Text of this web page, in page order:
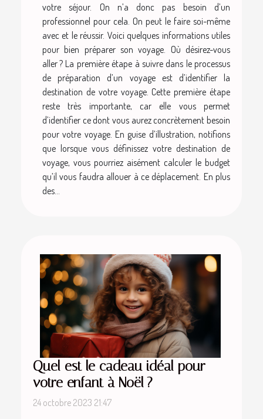
votre séjour. On n’a donc pas besoin d’un
professionnel pour cela. On peut le faire soi-même
avec et le réussir. Voici quelques informations utiles
pour bien préparer son voyage. Où désirez-vous
aller ? La première étape à suivre dans le processus
de préparation d’un voyage est d’identifier la
destination de votre voyage. Cette première étape
reste très importante, car elle vous permet
d’identifier ce dont vous aurez concrètement besoin
pour votre voyage. En guise d’illustration, notifions
que lorsque vous définissez votre destination de
voyage, vous pourriez aisément calculer le budget
qu’il vous faudra allouer à ce déplacement. En plus
des...
Quel est le cadeau idéal pour
votre enfant à Noël ?
24 octobre 2023 21:47